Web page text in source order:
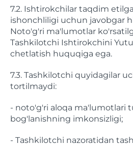
7.2. Ishtirokchilar taqdim
ishonchliligi uchun javobgar
Noto'g'ri ma'lumotlar
Tashkilotchi Ishtirokchini
chetlatish huquqiga ega.
7.3. Tashkilotchi quyidagilar
tortilmaydi:
- noto'g'ri aloqa ma'lumotlari
bog'lanishning imkonsizligi;
- Tashkilotchi nazoratidan